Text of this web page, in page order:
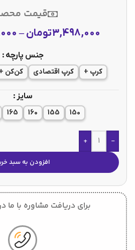
قیمت
3,498,000تومان –
جنس پارچه
کرپ + کرپ اقتصادی کن‌کن +
سایز
150
155
160
165
-
+
افزودن به سبد
برای دریافت مشاوره با ما